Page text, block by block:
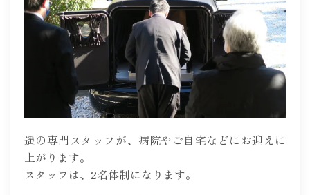
遥の専門スタッフが、病院やご自宅などにお迎えに
上がります。
スタッフは、2名体制になります。